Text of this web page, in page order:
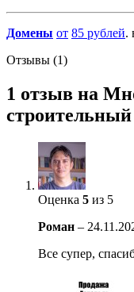
Домены от 85 рублей.
Отзывы (1)
1 отзыв на
Оценка 5 из 5
Роман –
Все супер,